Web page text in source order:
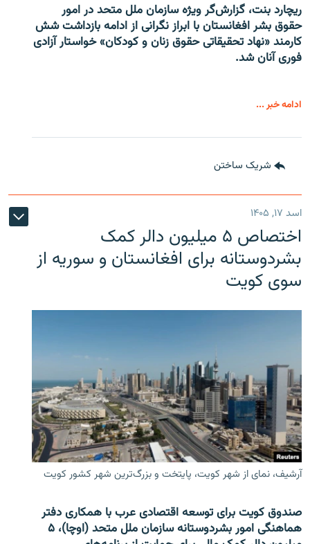
ریچارد بنت، گزارش‌گر ویژه سازمان ملل متحد در امور
حقوق بشر افغانستان با ابراز نگرانی از ادامه بازداشت شش
کارمند «نهاد تحقیقاتی حقوق زنان و کودکان» خواستار آزادی
فوری آنان شد.
ادامه خبر ...
شریک ساختن
اسد ۱۷, ۱۴۰۵
اختصاص ۵ میلیون دالر کمک
بشردوستانه برای افغانستان و سوریه از
سوی کویت
آرشیف، نمای از شهر کویت، پایتخت و بزرگ‌ترین شهر کشور کویت
صندوق کویت برای توسعه اقتصادی عرب با همکاری دفتر
هماهنگی امور بشردوستانه سازمان ملل متحد (اوچا)، ۵